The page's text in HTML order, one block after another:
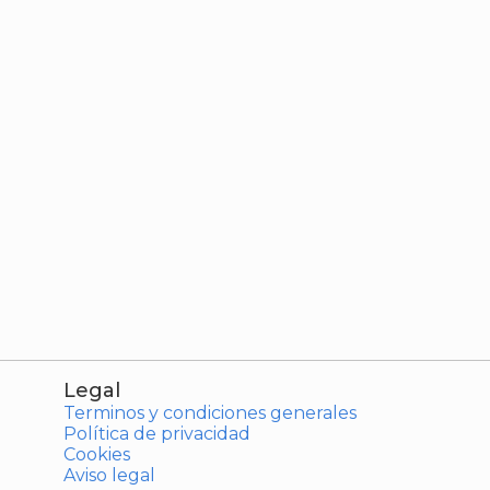
Legal
Terminos y condiciones generales
Política de privacidad
Cookies
Aviso legal